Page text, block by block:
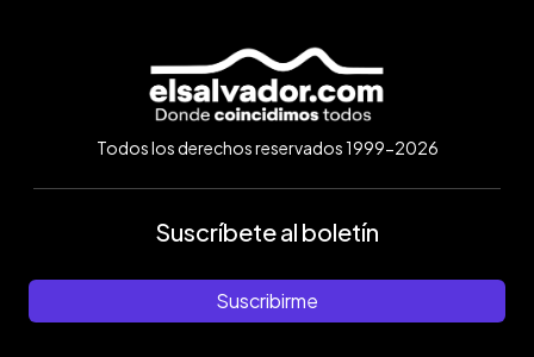
Todos los derechos reservados 1999-2026
Suscríbete al boletín
Suscribirme